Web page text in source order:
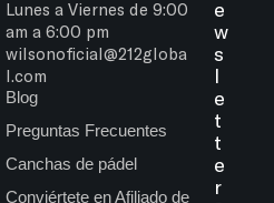
Lunes a Viernes de 9:00
am a 6:00 pm
wilsonoficial@212globa
l.com
Blog
Preguntas Frecuentes
Canchas de pádel
Conviértete en Afiliado de
e
w
s
l
e
t
t
e
r